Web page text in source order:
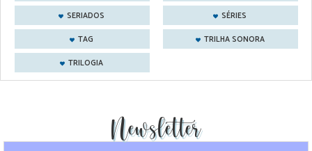
SERIADOS
SÉRIES
TAG
TRILHA SONORA
TRILOGIA
Newsletter